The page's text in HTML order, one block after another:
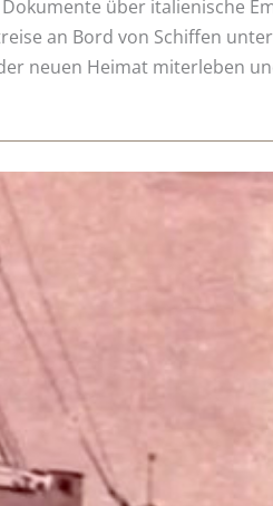
über italienische
an Bord von Schiffen
neuen Heimat miterleben